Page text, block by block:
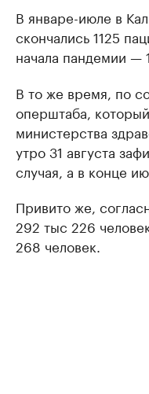
В январе-июле в
скончались 1125
начала пандемии —
В то же время, по
оперштаба,
министерства
утро 31 августа
случая, а в конце
Привито же,
292 тыс 226
268 человек.